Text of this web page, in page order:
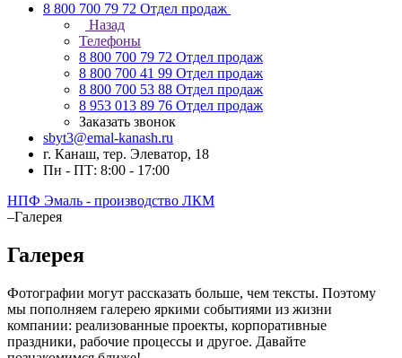
8 800 700 79 72 Отдел продаж
Назад
Телефоны
8 800 700 79 72 Отдел продаж
8 800 700 41 99 Отдел продаж
8 800 700 53 88 Отдел продаж
8 953 013 89 76 Отдел продаж
Заказать звонок
sbyt3@emal-kanash.ru
г. Канаш, тер. Элеватор, 18
Пн - ПТ: 8:00 - 17:00
НПФ Эмаль - производство ЛКМ
–Галерея
Галерея
Фотографии могут рассказать больше, чем тексты. Поэтому
мы пополняем галерею яркими событиями из жизни
компании: реализованные проекты, корпоративные
праздники, рабочие процессы и другое. Давайте